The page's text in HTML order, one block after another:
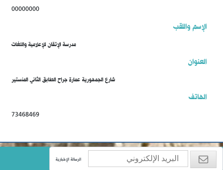
00000000
الإسم واللقب
مدرسة الإتقان للإعلامية واللغات
العنوان
شارع الجمهورية عمارة جراح الطابق الثاني المنستير
الهاتف
73468469
الرسالة الإخبارية